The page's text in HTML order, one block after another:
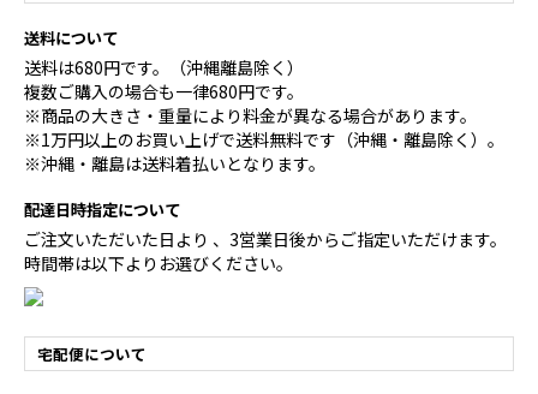
送料について
送料は680円です。（沖縄離島除く）
複数ご購入の場合も一律680円です。
※商品の大きさ・重量により料金が異なる場合があります。
※1万円以上のお買い上げで送料無料です（沖縄・離島除く）。
※沖縄・離島は送料着払いとなります。
配達日時指定について
ご注文いただいた日より 、3営業日後からご指定いただけます。
時間帯は以下よりお選びください。
宅配便について